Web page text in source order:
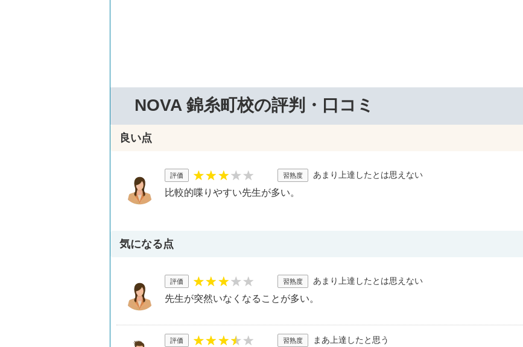
NOVA 錦糸町校の評判・口コミ
良い点
評価 習熟度 あまり上達したとは思えない
比較的喋りやすい先生が多い。
気になる点
評価 習熟度 あまり上達したとは思えない
先生が突然いなくなることが多い。
評価 習熟度 まあ上達したと思う